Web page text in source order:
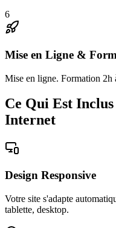
6
Mise en Ligne &
Mise en ligne. Formation 2h
Ce Qui Est
Internet
Design Responsive
Votre site s'adapte
tablette, desktop.